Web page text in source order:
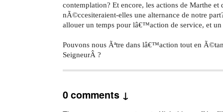
contemplation? Et encore, les actions de Marthe et
nÃ©ccesiteraient-elles une alternance de notre
allouer un temps pour lâ€™action de service, et un
Pouvons nous Ãªtre dans lâ€™action tout en
SeigneurÂ ?
0 comments ↓